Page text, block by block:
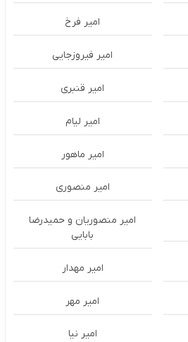
امیر فرخ
امیر فیروزجایی
امیر قنبری
امیر لیام
امیر ماهور
امیر منصوری
امیر منصوریان و حمیدرضا
بابایی
امیر مهدار
امیر مهر
امیر نیا